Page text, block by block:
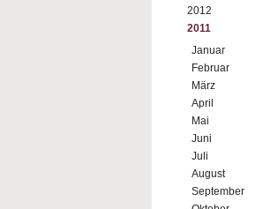
2012
2011
Januar
Februar
März
April
Mai
Juni
Juli
August
September